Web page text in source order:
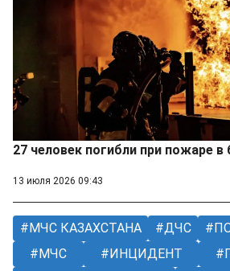
27 человек погибли при пожаре в
13 июля 2026 09:43
МЧС КАЗАХСТАНА ДЧС
МЧС
ИНЦИДЕНТ